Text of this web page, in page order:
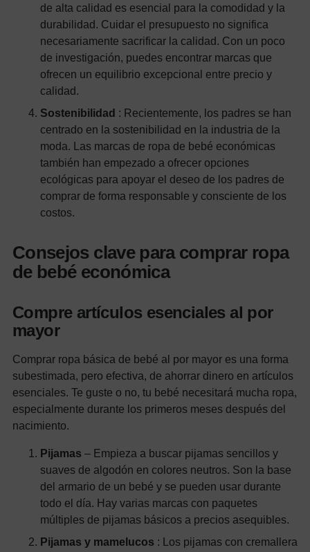
de alta calidad es esencial para la comodidad y la
durabilidad. Cuidar el presupuesto no significa
necesariamente sacrificar la calidad. Con un poco
de investigación, puedes encontrar marcas que
ofrecen un equilibrio excepcional entre precio y
calidad.
Sostenibilidad : Recientemente, los padres se han
centrado en la sostenibilidad en la industria de la
moda. Las marcas de ropa de bebé económicas
también han empezado a ofrecer opciones
ecológicas para apoyar el deseo de los padres de
comprar de forma responsable y consciente de los
costos.
Consejos clave para comprar ropa
de bebé económica
Compre artículos esenciales al por
mayor
Comprar ropa básica de bebé al por mayor es una forma
subestimada, pero efectiva, de ahorrar dinero en artículos
esenciales. Te guste o no, tu bebé necesitará mucha ropa,
especialmente durante los primeros meses después del
nacimiento.
Pijamas – Empieza a buscar pijamas sencillos y
suaves de algodón en colores neutros. Son la base
del armario de un bebé y se pueden usar durante
todo el día. Hay varias marcas con paquetes
múltiples de pijamas básicos a precios asequibles.
Pijamas y mamelucos : Los pijamas con cremallera